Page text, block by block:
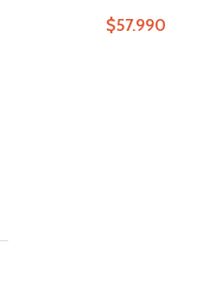
$57.990